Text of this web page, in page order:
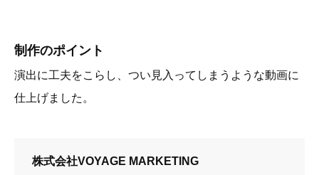
制作のポイント
演出に工夫をこらし、つい見入ってしまうような動画に
仕上げました。
株式会社VOYAGE MARKETING